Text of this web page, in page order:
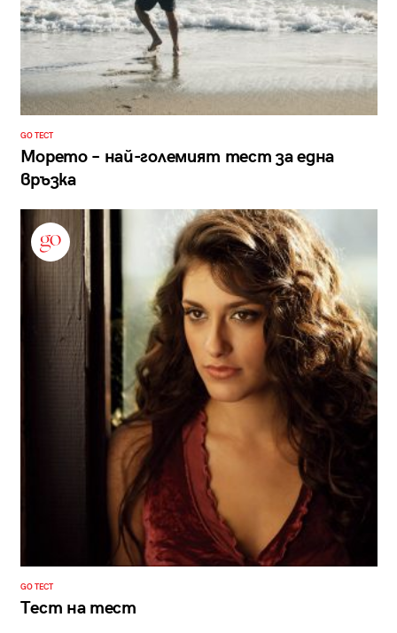
GO ТЕСТ
Морето – най-големият тест за една
връзка
GO ТЕСТ
Тест на тест